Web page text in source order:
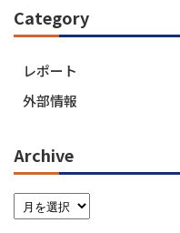
Category
レポート
外部情報
Archive